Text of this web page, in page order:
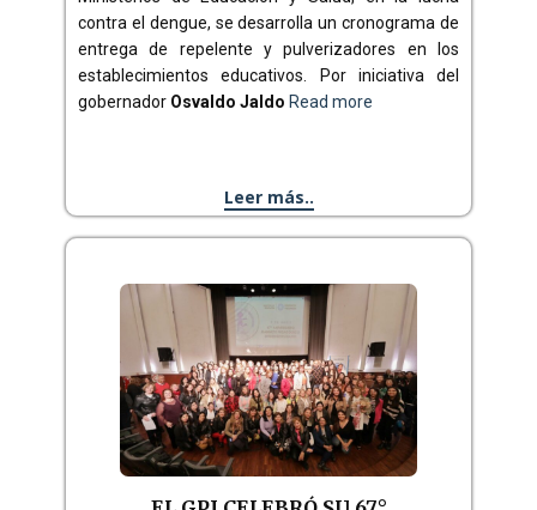
contra el dengue, se desarrolla un cronograma de
entrega de repelente y pulverizadores en los
establecimientos educativos. Por iniciativa del
gobernador Osvaldo Jaldo Read more
Leer más..